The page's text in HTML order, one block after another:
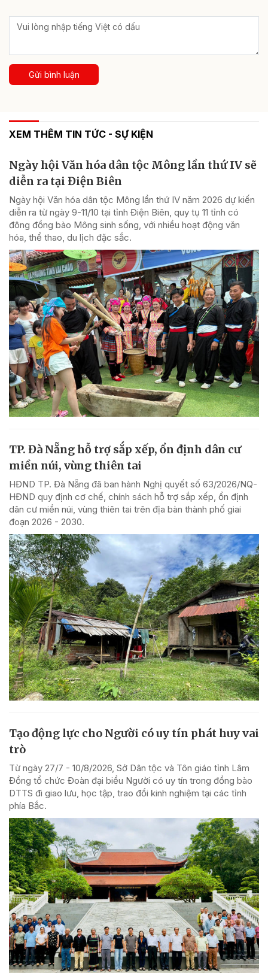
Gửi bình luận
XEM THÊM TIN TỨC - SỰ KIỆN
Ngày hội Văn hóa dân tộc Mông lần thứ IV sẽ
diễn ra tại Điện Biên
Ngày hội Văn hóa dân tộc Mông lần thứ IV năm 2026 dự kiến
diễn ra từ ngày 9-11/10 tại tỉnh Điện Biên, quy tụ 11 tỉnh có
đông đồng bào Mông sinh sống, với nhiều hoạt động văn
hóa, thể thao, du lịch đặc sắc.
TP. Đà Nẵng hỗ trợ sắp xếp, ổn định dân cư
miền núi, vùng thiên tai
HĐND TP. Đà Nẵng đã ban hành Nghị quyết số 63/2026/NQ-
HĐND quy định cơ chế, chính sách hỗ trợ sắp xếp, ổn định
dân cư miền núi, vùng thiên tai trên địa bàn thành phố giai
đoạn 2026 - 2030.
Tạo động lực cho Người có uy tín phát huy vai
trò
Từ ngày 27/7 - 10/8/2026, Sở Dân tộc và Tôn giáo tỉnh Lâm
Đồng tổ chức Đoàn đại biểu Người có uy tín trong đồng bào
DTTS đi giao lưu, học tập, trao đổi kinh nghiệm tại các tỉnh
phía Bắc.